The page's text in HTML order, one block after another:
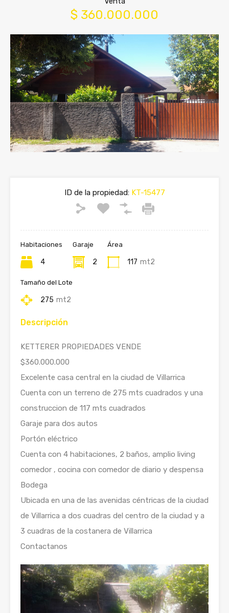
$ 360.000.000
ID de la propiedad:KT-15477
Habitaciones
4
Garaje
2
Área
117 mt2
Tamaño del Lote
275 mt2
Descripción
KETTERER PROPIEDADES VENDE
$360.000.000
Excelente casa central en la ciudad de Villarrica
Cuenta con un terreno de 275 mts cuadrados y una
construccion de 117 mts cuadrados
Garaje para dos autos
Portón eléctrico
Cuenta con 4 habitaciones, 2 baños, amplio living
comedor , cocina con comedor de diario y despensa
Bodega
Ubicada en una de las avenidas céntricas de la ciudad
de Villarrica a dos cuadras del centro de la ciudad y a
3 cuadras de la costanera de Villarrica
Contactanos